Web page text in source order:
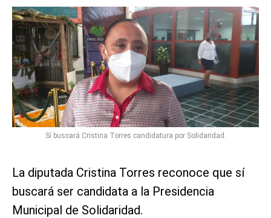
Sí buscará Cristina Torres candidatura por Solidaridad.
La diputada Cristina Torres reconoce que sí
buscará ser candidata a la Presidencia
Municipal de Solidaridad.